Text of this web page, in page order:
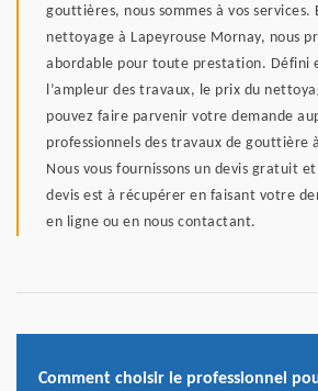
gouttières, nous sommes à vos services.
nettoyage à Lapeyrouse Mornay, nous
abordable pour toute prestation. Défini
l’ampleur des travaux, le prix du
pouvez faire parvenir votre demande
professionnels des travaux de gouttière
Nous vous fournissons un devis gratuit
devis est à récupérer en faisant votre
en ligne ou en nous contactant.
Comment choisir le professionnel